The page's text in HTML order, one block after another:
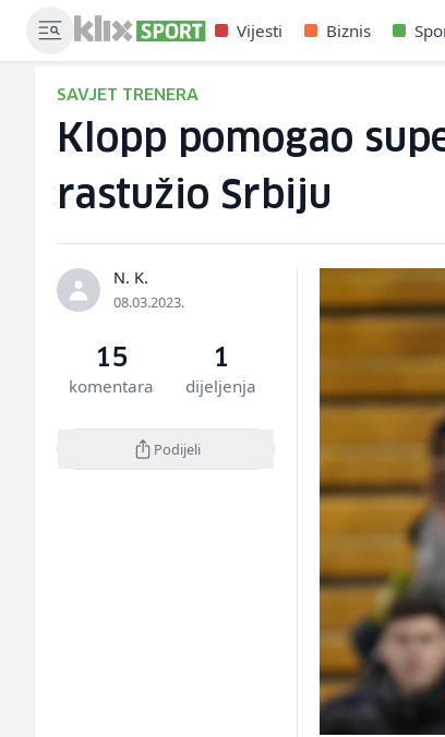
Vijesti Biznis
SAVJET TRENERA
Klopp pomogao
rastužio Srbiju
N. K.
08.03.2023.
15
komentara
1
dijeljenja
Podijeli